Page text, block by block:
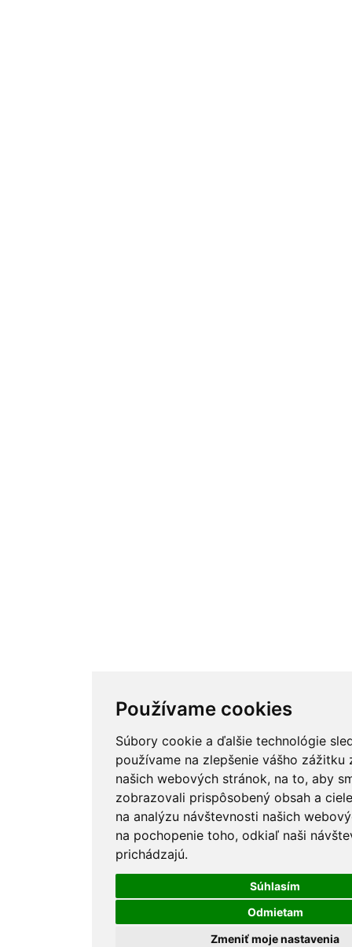
Používame cookies
Súbory cookie a ďalšie technológie
používame na zlepšenie vášho zážitku
našich webových stránok, na to, aby
zobrazovali prispôsobený obsah a
na analýzu návštevnosti našich
na pochopenie toho, odkiaľ naši
prichádzajú.
Súhlasím
Odmietam
Zmeniť moje nastavenia